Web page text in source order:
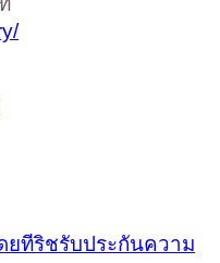
ยทีริชรับประกันความ